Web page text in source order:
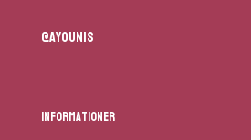
@ayounis
Informationer